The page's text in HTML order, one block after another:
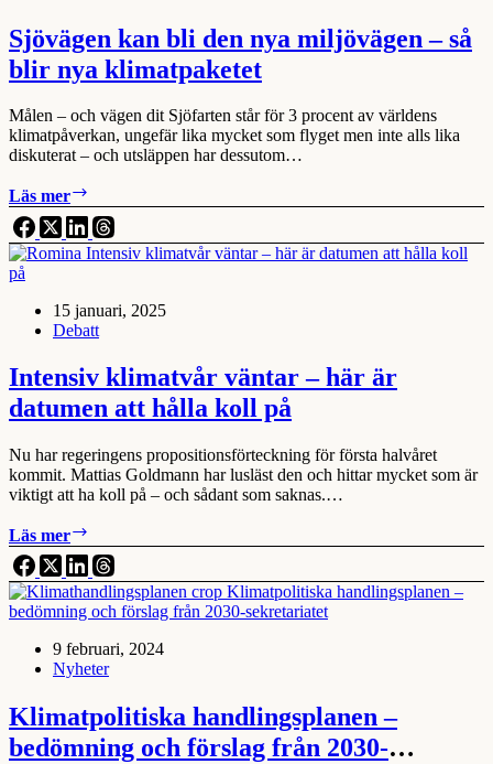
Sjövägen kan bli den nya miljövägen – så
blir nya klimatpaketet
Målen – och vägen dit Sjöfarten står för 3 procent av världens
klimatpåverkan, ungefär lika mycket som flyget men inte alls lika
diskuterat – och utsläppen har dessutom…
Läs mer
kan
bli
den
–
så
nya
klimatpaketet
15 januari, 2025
Debatt
Intensiv klimatvår väntar – här är
datumen att hålla koll på
Nu har regeringens propositionsförteckning för första halvåret
kommit. Mattias Goldmann har lusläst den och hittar mycket som är
viktigt att ha koll på – och sådant som saknas.…
Läs mer
klimatvår
väntar
–
här
datumen
att
koll
på
9 februari, 2024
Nyheter
Klimatpolitiska handlingsplanen –
bedömning och förslag från 2030-